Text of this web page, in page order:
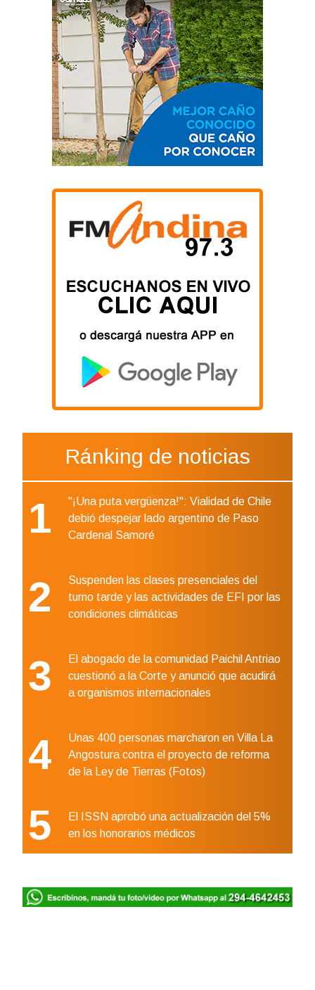
Ránking de noticias
1
"¡Una puta vergüenza!": Vialidad de Chile
debió despejar lado argentino de Paso
Cardenal Samoré
2
Suspenden las clases presenciales del
turno tarde y las actividades de EFI por las
condiciones climáticas
3
El abogado de la comunidad Paichil Antriao
cuestionó a la Corte y anunció que acudirá
a organismos internacionales
4
Unas 400 personas marcharon en Villa La
Angostura contra el proyecto de reforma
de la Ley de Tierras (Fotos)
5
El ISSN aprobó una actualización del 5%
en los honorarios médicos